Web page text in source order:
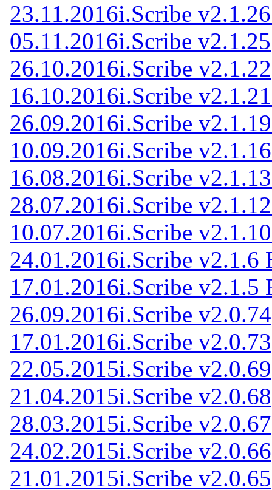
23.11.2016i.Scribe
05.11.2016i.Scribe v2.1.25
26.10.2016i.Scribe v2.1.22
16.10.2016i.Scribe
26.09.2016i.Scribe
10.09.2016i.Scribe
16.08.2016i.Scribe
28.07.2016i.Scribe
10.07.2016i.Scribe
24.01.2016i.Scribe v2.1.6
17.01.2016i.Scribe v2.1.5
26.09.2016i.Scribe v2.0.74
17.01.2016i.Scribe v2.0.73
22.05.2015i.Scribe v2.0.69
21.04.2015i.Scribe v2.0.68
28.03.2015i.Scribe v2.0.67
24.02.2015i.Scribe v2.0.66
21.01.2015i.Scribe v2.0.65